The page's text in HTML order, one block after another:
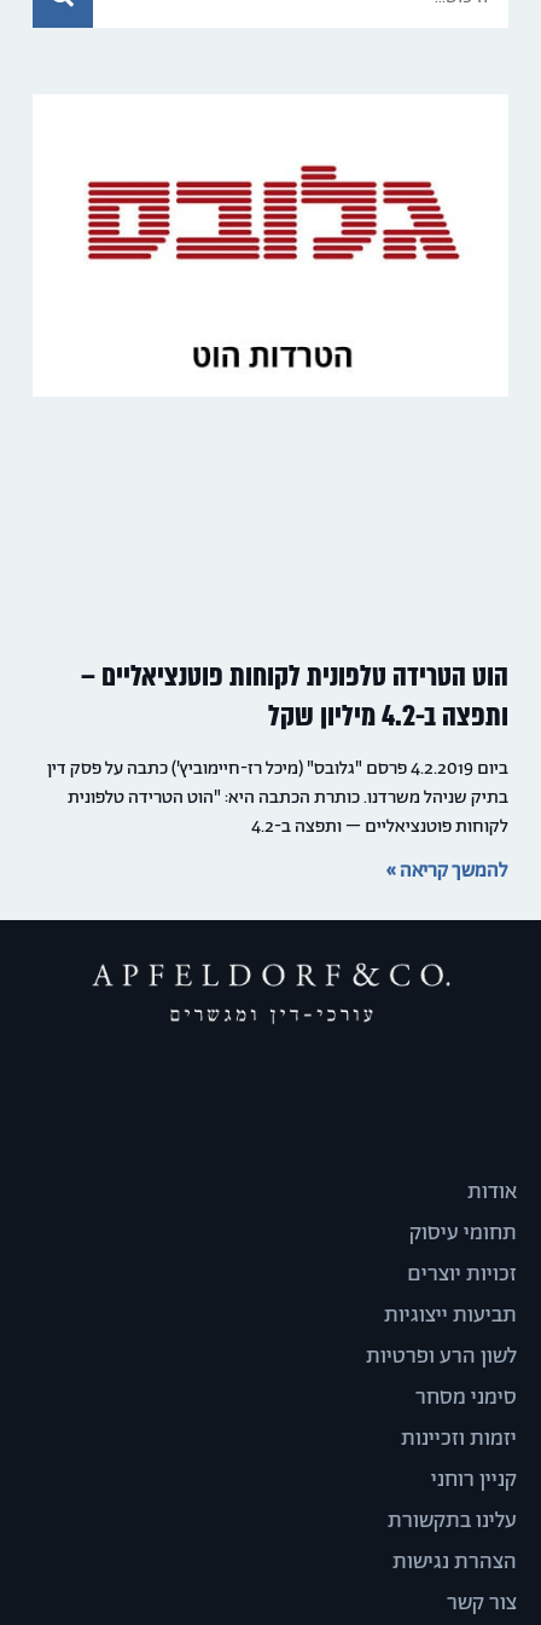
הוט הטרידה טלפונית לקוחות פוטנציאליים –
ותפצה ב-4.2 מיליון שקל
ביום 4.2.2019 פרסם "גלובס" (מיכל רז-חיימוביץ') כתבה על פסק דין
בתיק שניהל משרדנו. כותרת הכתבה היא: "הוט הטרידה טלפונית
לקוחות פוטנציאליים – ותפצה ב-4.2
להמשך קריאה »
אודות
תחומי עיסוק
זכויות יוצרים
תביעות ייצוגיות
לשון הרע ופרטיות
סימני מסחר
יזמות וזכיינות
קניין רוחני
עלינו בתקשורת
הצהרת נגישות
צור קשר